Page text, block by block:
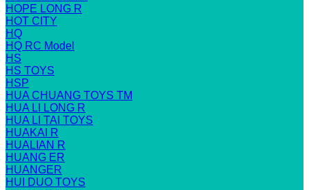
HOPE LONG R
HOT CITY
HQ
HQ RC Model
HS
HS TOYS
HSP
HUA CHUANG TOYS TM
HUA LI LONG R
HUA LI TAI TOYS
HUAKAI R
HUALIAN R
HUANG ER
HUANGER
HUI DUO TOYS